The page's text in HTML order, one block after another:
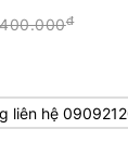
400.000đ
liên hệ